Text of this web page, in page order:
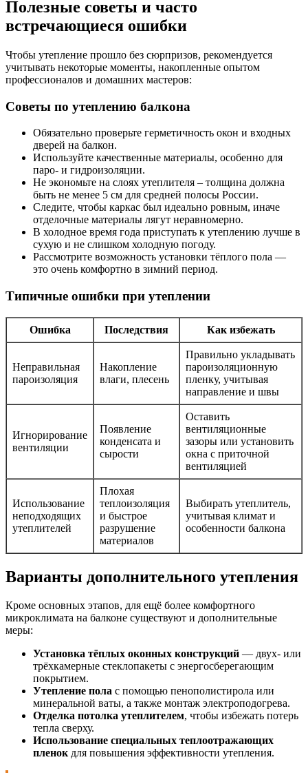
Полезные советы и часто
встречающиеся ошибки
Чтобы утепление прошло без сюрпризов, рекомендуется
учитывать некоторые моменты, накопленные опытом
профессионалов и домашних мастеров:
Советы по утеплению балкона
Обязательно проверьте герметичность окон и входных
дверей на балкон.
Используйте качественные материалы, особенно для
паро- и гидроизоляции.
Не экономьте на слоях утеплителя – толщина должна
быть не менее 5 см для средней полосы России.
Следите, чтобы каркас был идеально ровным, иначе
отделочные материалы лягут неравномерно.
В холодное время года приступать к утеплению лучше в
сухую и не слишком холодную погоду.
Рассмотрите возможность установки тёплого пола —
это очень комфортно в зимний период.
Типичные ошибки при утеплении
Ошибка Последствия Как избежать
Неправильная
пароизоляция
Накопление
влаги, плесень
Правильно укладывать
пароизоляционную
пленку, учитывая
направление и швы
Игнорирование
вентиляции
Появление
конденсата и
сырости
Оставить
вентиляционные
зазоры или установить
окна с приточной
вентиляцией
Использование
неподходящих
утеплителей
Плохая
теплоизоляция
и быстрое
разрушение
материалов
Выбирать утеплитель,
учитывая климат и
особенности балкона
Варианты дополнительного утепления
Кроме основных этапов, для ещё более комфортного
микроклимата на балконе существуют и дополнительные
меры:
Установка тёплых оконных конструкций — двух- или
трёхкамерные стеклопакеты с энергосберегающим
покрытием.
Утепление пола с помощью пенополистирола или
минеральной ваты, а также монтаж электроподогрева.
Отделка потолка утеплителем, чтобы избежать потерь
тепла сверху.
Использование специальных теплоотражающих
пленокдля повышения эффективности утепления.